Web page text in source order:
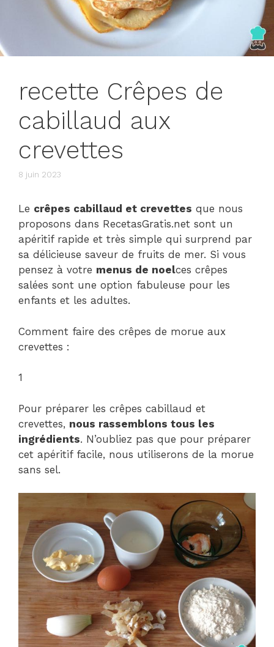
recette Crêpes de
cabillaud aux
crevettes
8 juin 2023
Le crêpes cabillaud et crevettes que nous
proposons dans RecetasGratis.net sont un
apéritif rapide et très simple qui surprend par
sa délicieuse saveur de fruits de mer. Si vous
pensez à votre menus de noelces crêpes
salées sont une option fabuleuse pour les
enfants et les adultes.
Comment faire des crêpes de morue aux
crevettes :
1
Pour préparer les crêpes cabillaud et
crevettes, nous rassemblons tous les
ingrédients. N’oubliez pas que pour préparer
cet apéritif facile, nous utiliserons de la morue
sans sel.